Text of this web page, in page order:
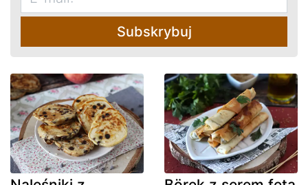
Subskrybuj